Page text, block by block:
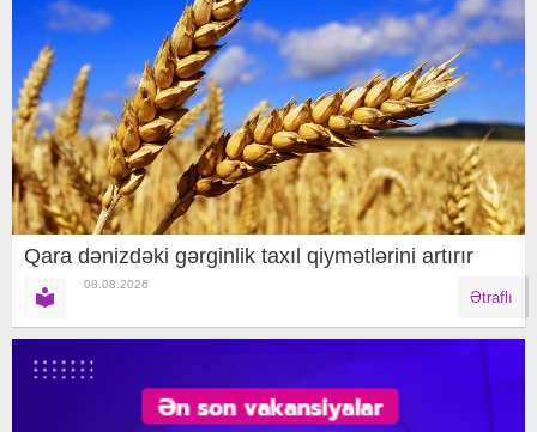
Qara dənizdəki gərginlik taxıl qiymətlərini artırır
08.08.2026
Ətraflı